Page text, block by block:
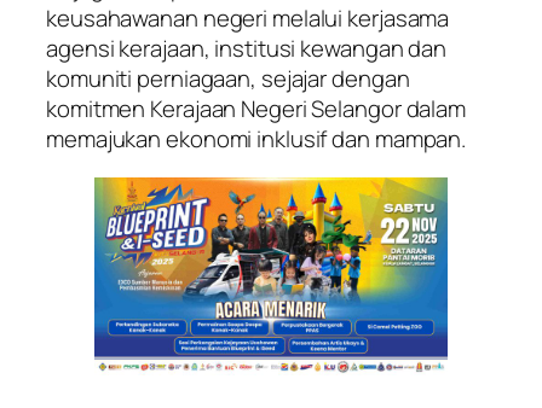
keusahawanan negeri melalui kerjasama
agensi kerajaan, institusi kewangan dan
komuniti perniagaan, sejajar dengan
komitmen Kerajaan Negeri Selangor dalam
memajukan ekonomi inklusif dan mampan.